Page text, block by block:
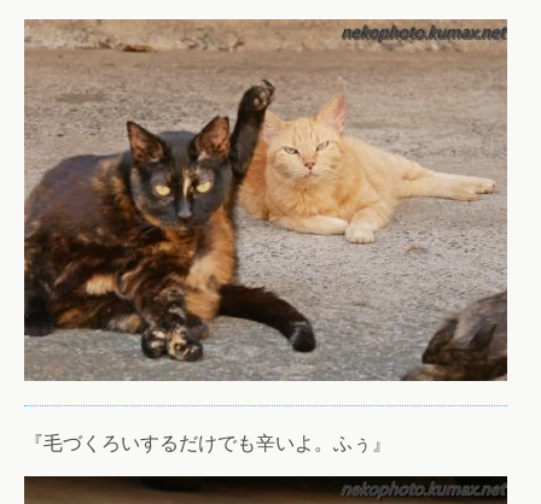
『毛づくろいするだけでも辛いよ。ふぅ』